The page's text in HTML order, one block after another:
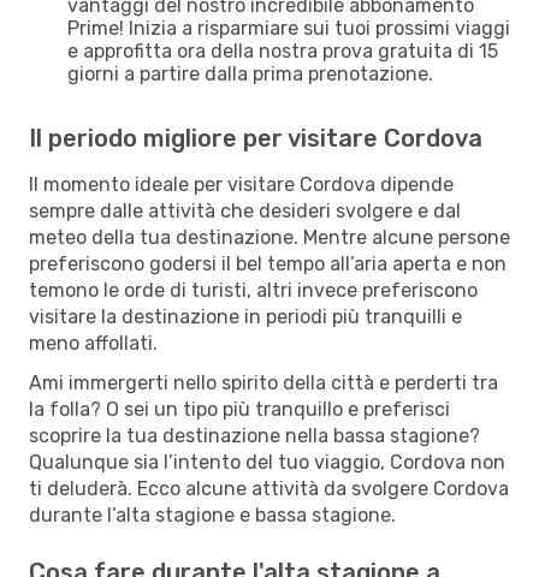
vantaggi del nostro incredibile abbonamento
Prime! Inizia a risparmiare sui tuoi prossimi viaggi
e approfitta ora della nostra prova gratuita di 15
giorni a partire dalla prima prenotazione.
Il periodo migliore per visitare Cordova
Il momento ideale per visitare Cordova dipende
sempre dalle attività che desideri svolgere e dal
meteo della tua destinazione. Mentre alcune persone
preferiscono godersi il bel tempo all’aria aperta e non
temono le orde di turisti, altri invece preferiscono
visitare la destinazione in periodi più tranquilli e
meno affollati.
Ami immergerti nello spirito della città e perderti tra
la folla? O sei un tipo più tranquillo e preferisci
scoprire la tua destinazione nella bassa stagione?
Qualunque sia l’intento del tuo viaggio, Cordova non
ti deluderà. Ecco alcune attività da svolgere Cordova
durante l’alta stagione e bassa stagione.